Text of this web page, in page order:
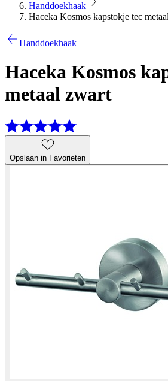
Handdoekhaak
Haceka Kosmos kapstokje tec
Handdoekhaak
Haceka Kosmos
metaal zwart
Opslaan in Favorieten